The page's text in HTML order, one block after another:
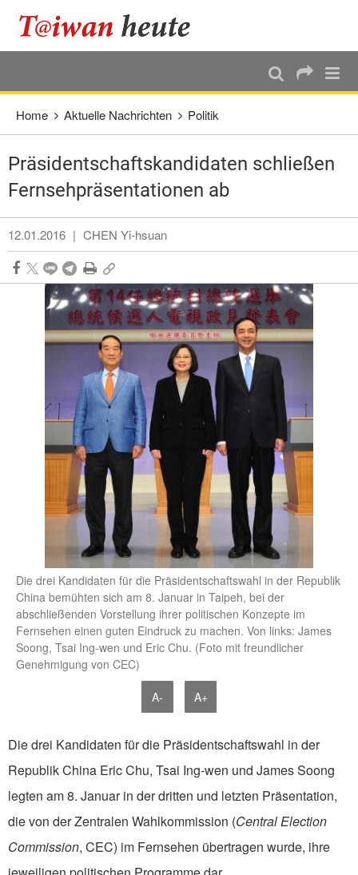
Direkt weiter zum Haupt-Inhalt
Home Aktuelle Nachrichten Politik
Präsidentschaftskandidaten schließen
Fernsehpräsentationen ab
12.01.2016 | CHEN Yi-hsuan
Die drei Kandidaten für die Präsidentschaftswahl in der Republik
China bemühten sich am 8. Januar in Taipeh, bei der
abschließenden Vorstellung ihrer politischen Konzepte im
Fernsehen einen guten Eindruck zu machen. Von links: James
Soong, Tsai Ing-wen und Eric Chu. (Foto mit freundlicher
Genehmigung von CEC)
A- A+
Die drei Kandidaten für die Präsidentschaftswahl in der
Republik China Eric Chu, Tsai Ing-wen und James Soong
legten am 8. Januar in der dritten und letzten Präsentation,
die von der Zentralen Wahlkommission (Central Election
Commission, CEC) im Fernsehen übertragen wurde, ihre